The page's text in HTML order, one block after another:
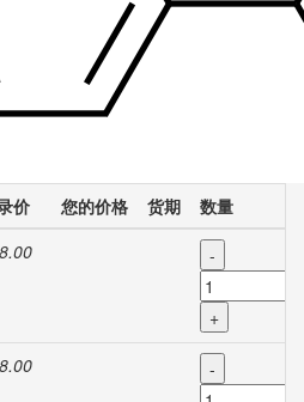
价 您的价格 货期
数量
-
+
-